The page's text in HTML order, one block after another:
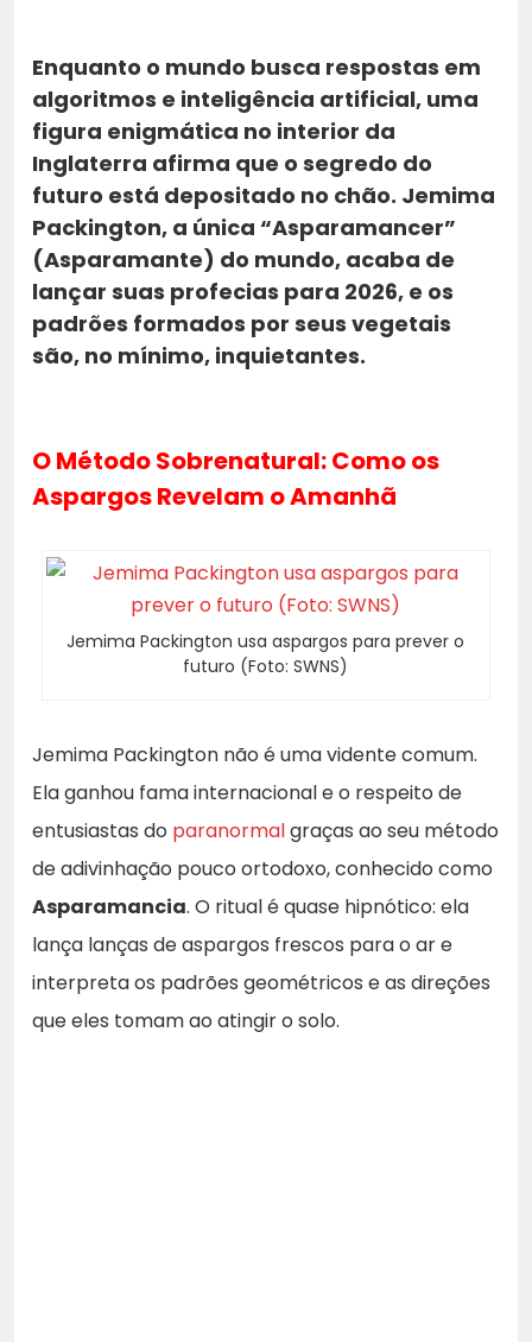
Enquanto o mundo busca respostas em
algoritmos e inteligência artificial, uma
figura enigmática no interior da
Inglaterra afirma que o segredo do
futuro está depositado no chão. Jemima
Packington, a única “Asparamancer”
(Asparamante) do mundo, acaba de
lançar suas profecias para 2026, e os
padrões formados por seus vegetais
são, no mínimo, inquietantes.
O Método Sobrenatural: Como os
Aspargos Revelam o Amanhã
Jemima Packington usa aspargos para prever o
futuro (Foto: SWNS)
Jemima Packington não é uma vidente comum.
Ela ganhou fama internacional e o respeito de
entusiastas do paranormalgraças ao seu método
de adivinhação pouco ortodoxo, conhecido como
Asparamancia. O ritual é quase hipnótico: ela
lança lanças de aspargos frescos para o ar e
interpreta os padrões geométricos e as direções
que eles tomam ao atingir o solo.